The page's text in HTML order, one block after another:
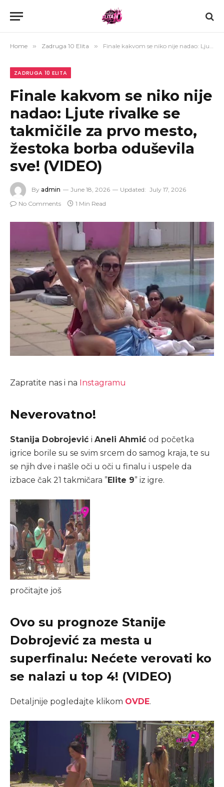
Home » Zadruga 10 Elita » Finale kakvom se niko nije nadao: Ljute rivalke se takmičile za prvo mesto, žestoka borba oduševila sve! (VIDEO)
ZADRUGA 10 ELITA
Finale kakvom se niko nije
nadao: Ljute rivalke se
takmičile za prvo mesto,
žestoka borba oduševila
sve! (VIDEO)
By admin June 18, 2026 Updated: July 17, 2026
No Comments
1 Min Read
Zapratite nas i na Instagramu
Neverovatno!
Stanija Dobrojević i Aneli Ahmić od početka
igrice borile su se svim srcem do samog kraja, te su
se njih dve i našle oči u oči u finalu i uspele da
izbace čak 21 takmičara ”Elite 9” iz igre.
pročitajte još
Ovo su prognoze Stanije
Dobrojević za mesta u
superfinalu: Nećete verovati ko
se nalazi u top 4! (VIDEO)
Detaljnije pogledajte klikom OVDE.